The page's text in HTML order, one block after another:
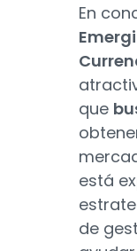
En
que
está
de